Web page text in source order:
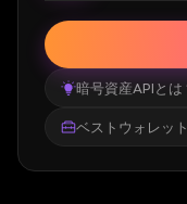
暗号資産APIとは
ベストウォレッ